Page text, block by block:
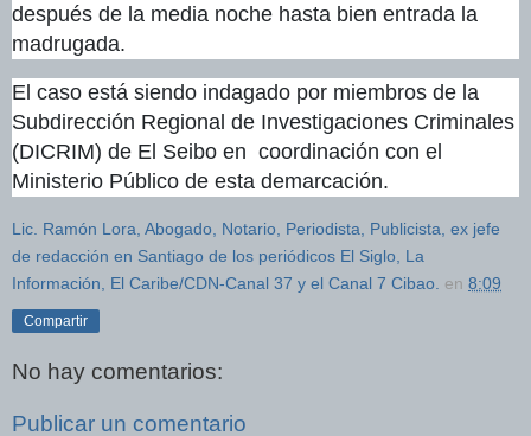
después de la media noche hasta bien entrada la
madrugada.
El caso está siendo indagado por miembros de la
Subdirección Regional de Investigaciones Criminales
(DICRIM) de El Seibo en coordinación con el
Ministerio Público de esta demarcación.
Lic. Ramón Lora, Abogado, Notario, Periodista, Publicista, ex jefe
de redacción en Santiago de los periódicos El Siglo, La
Información, El Caribe/CDN-Canal 37 y el Canal 7 Cibao. en 8:09
Compartir
No hay comentarios:
Publicar un comentario